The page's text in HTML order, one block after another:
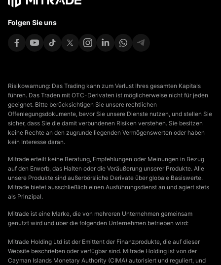
Folgen Sie uns
Risikowarnung: Das Trading kann zum Verlust Ihres gesamten Kapitals
führen. Das Traden mit OTC-Derivaten ist möglicherweise nicht für jeden
geeignet. Bitte berücksichtigen Sie unsere rechtlichen
Offenlegungsdokumente, bevor Sie unsere Dienste nutzen, und stellen Sie
sicher, dass Sie die damit verbundenen Risiken verstehen. Sie besitzen
keine Rechte an den zugrunde liegenden Vermögenswerten oder haben
kein Interesse daran.
Mitrade erteilt keine Beratung, Empfehlungen oder Meinungen in Bezug
auf den Erwerb, das Halten oder die Veräußerung unserer Produkte. Alle
unsere Produkte sind außerbörsliche Derivate über globale Basiswerte.
Mitrade bietet ausschließlich einen Ausführungsdienst an und agiert stets
als Prinzipal.
Mitrade ist eine Marke, die von mehreren Unternehmen gemeinsam
genutzt wird und über die folgenden Unternehmen betrieben wird:
Mitrade Holding Ltd ist der Emittent der Finanzprodukte, die auf dieser
Website beschrieben oder verfügbar sind. Mitrade Holding ist von der
Cayman Islands Monetary Authority (CIMA) autorisiert und reguliert, und